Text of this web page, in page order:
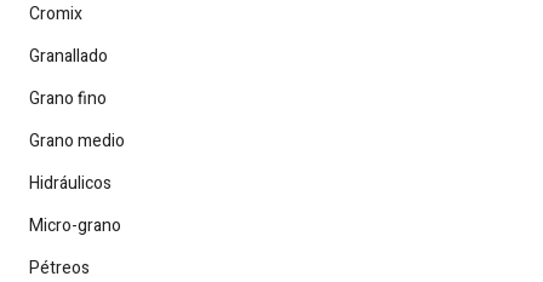
Cromix
Granallado
Grano fino
Grano medio
Hidráulicos
Micro-grano
Pétreos